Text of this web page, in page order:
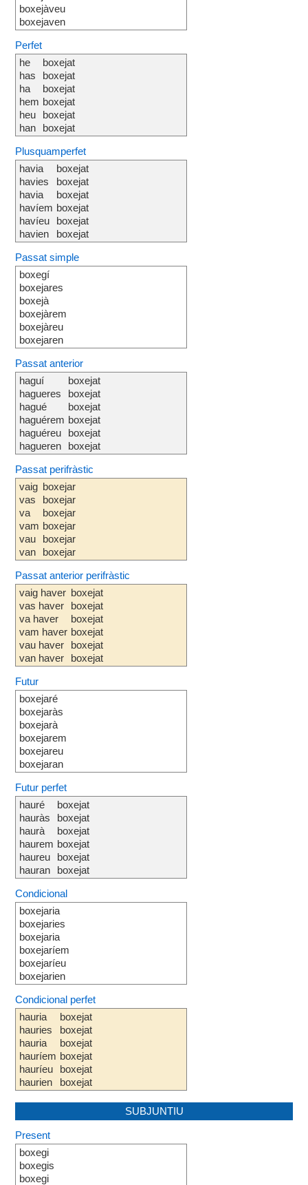
boxejàveu
boxejaven
Perfet
he
has
ha
hem
heu
han
boxejat
boxejat
boxejat
boxejat
boxejat
boxejat
Plusquamperfet
havia
havies
havia
havíem
havíeu
havien
boxejat
boxejat
boxejat
boxejat
boxejat
boxejat
Passat simple
boxegí
boxejares
boxejà
boxejàrem
boxejàreu
boxejaren
Passat anterior
haguí
hagueres
hagué
haguérem
haguéreu
hagueren
boxejat
boxejat
boxejat
boxejat
boxejat
boxejat
Passat perifràstic
vaig
vas
va
vam
vau
van
boxejar
boxejar
boxejar
boxejar
boxejar
boxejar
Passat anterior perifràstic
vaig haver
vas haver
va haver
vam haver
vau haver
van haver
boxejat
boxejat
boxejat
boxejat
boxejat
boxejat
Futur
boxejaré
boxejaràs
boxejarà
boxejarem
boxejareu
boxejaran
Futur perfet
hauré
hauràs
haurà
haurem
haureu
hauran
boxejat
boxejat
boxejat
boxejat
boxejat
boxejat
Condicional
boxejaria
boxejaries
boxejaria
boxejaríem
boxejaríeu
boxejarien
Condicional perfet
hauria
hauries
hauria
hauríem
hauríeu
haurien
boxejat
boxejat
boxejat
boxejat
boxejat
boxejat
SUBJUNTIU
Present
boxegi
boxegis
boxegi